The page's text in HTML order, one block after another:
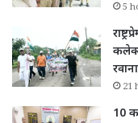
5
रवाना
21
10